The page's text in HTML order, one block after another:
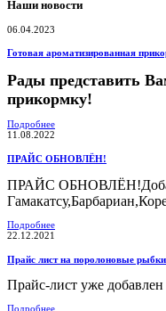
Наши новости
06.04.2023
Готовая ароматизированная
Рады представить
прикормку!
Подробнее
11.08.2022
ПРАЙС ОБНОВЛЁН!
ПРАЙС
Подробнее
22.12.2021
Прайс лист на поролоновые
Прайс-лист уже добавлен
Подробнее